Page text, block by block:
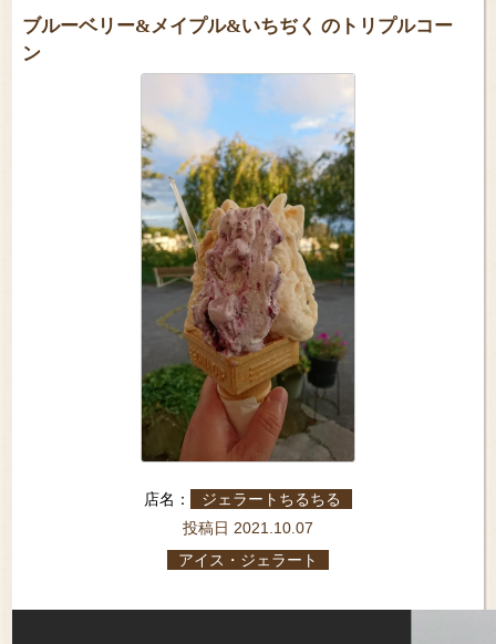
ブルーベリー&メイプル&いちぢく のトリプルコー
ン
店名： ジェラートちるちる
投稿日 2021.10.07
アイス・ジェラート